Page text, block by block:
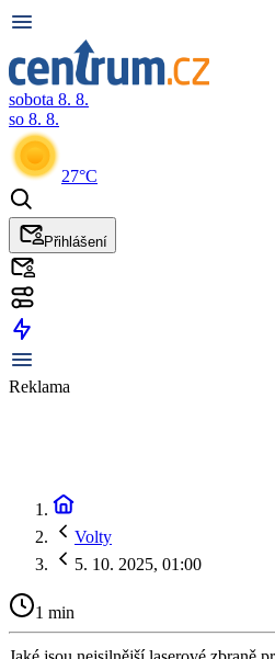
sobota 8. 8.
so 8. 8.
27°C
Přihlášení
Reklama
Volty
5. 10. 2025, 01:00
1 min